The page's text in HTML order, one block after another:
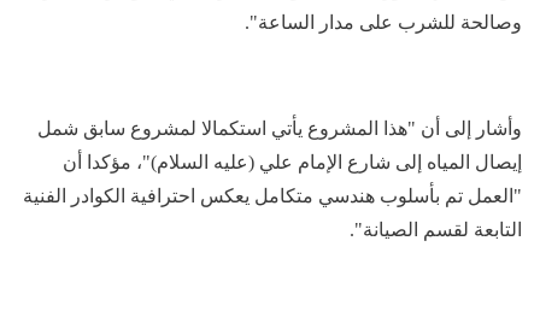
وصالحة للشرب على مدار الساعة".
وأشار إلى أن "هذا المشروع يأتي استكمالا لمشروع سابق شمل
إيصال المياه إلى شارع الإمام علي (عليه السلام)"، مؤكدا أن
"العمل تم بأسلوب هندسي متكامل يعكس احترافية الكوادر الفنية
التابعة لقسم الصيانة".